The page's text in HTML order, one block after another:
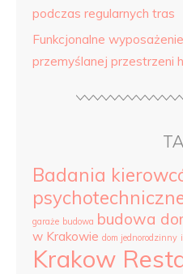
podczas regularnych tras
Funkcjonalne
przemyślanej przestrzeni
Badania
garaże budowa budowa
w Krakowie dom jednorodzinny
Krakow